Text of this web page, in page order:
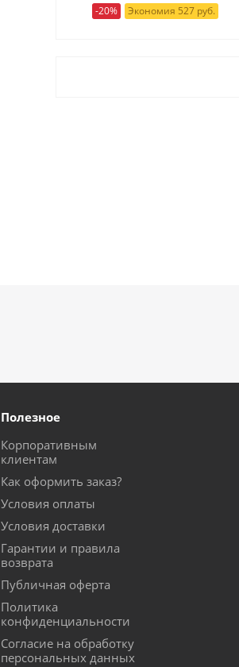
-20% Экономия 527 руб.
Полезное
Корпоративным
клиентам
Как оформить заказ?
Условия оплаты
Условия доставки
Гарантии и правила
возврата
Публичная оферта
Политика
конфиденциальности
Согласие на обработку
персональных данных